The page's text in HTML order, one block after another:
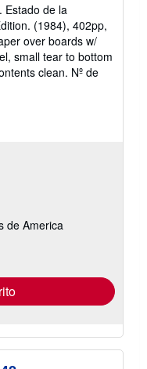
Estado de la
(1984), 402pp,
over boards w/
small tear to bottom
clean. Nº de
de America